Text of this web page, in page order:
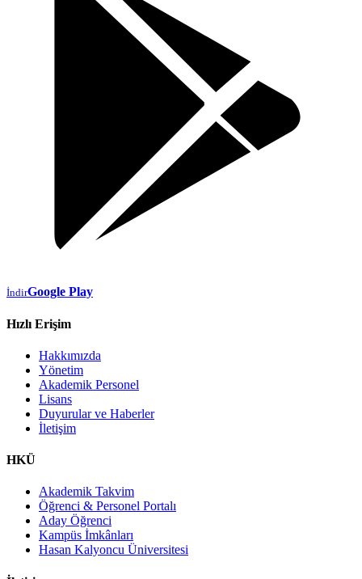
İndirGoogle Play
Hızlı Erişim
Hakkımızda
Yönetim
Akademik Personel
Lisans
Duyurular ve Haberler
İletişim
HKÜ
Akademik Takvim
Öğrenci & Personel Portalı
Aday Öğrenci
Kampüs İmkânları
Hasan Kalyoncu Üniversitesi